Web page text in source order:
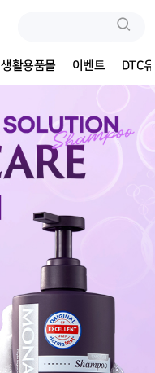
생활용품몰 이벤트 DTC